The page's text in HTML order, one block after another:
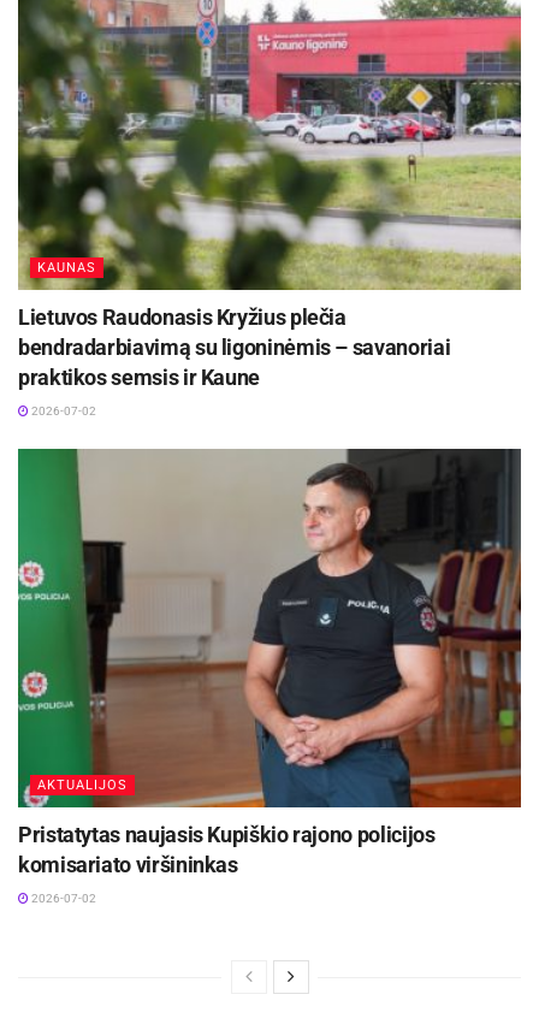
KAUNAS
Lietuvos Raudonasis Kryžius plečia
bendradarbiavimą su ligoninėmis – savanoriai
praktikos semsis ir Kaune
2026-07-02
AKTUALIJOS
Pristatytas naujasis Kupiškio rajono policijos
komisariato viršininkas
2026-07-02